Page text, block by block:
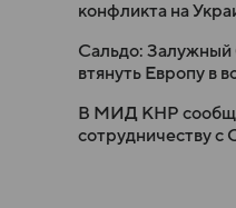
конфликта на
Сальдо: Залужный
втянуть Европу в
В МИД КНР
сотрудничеству